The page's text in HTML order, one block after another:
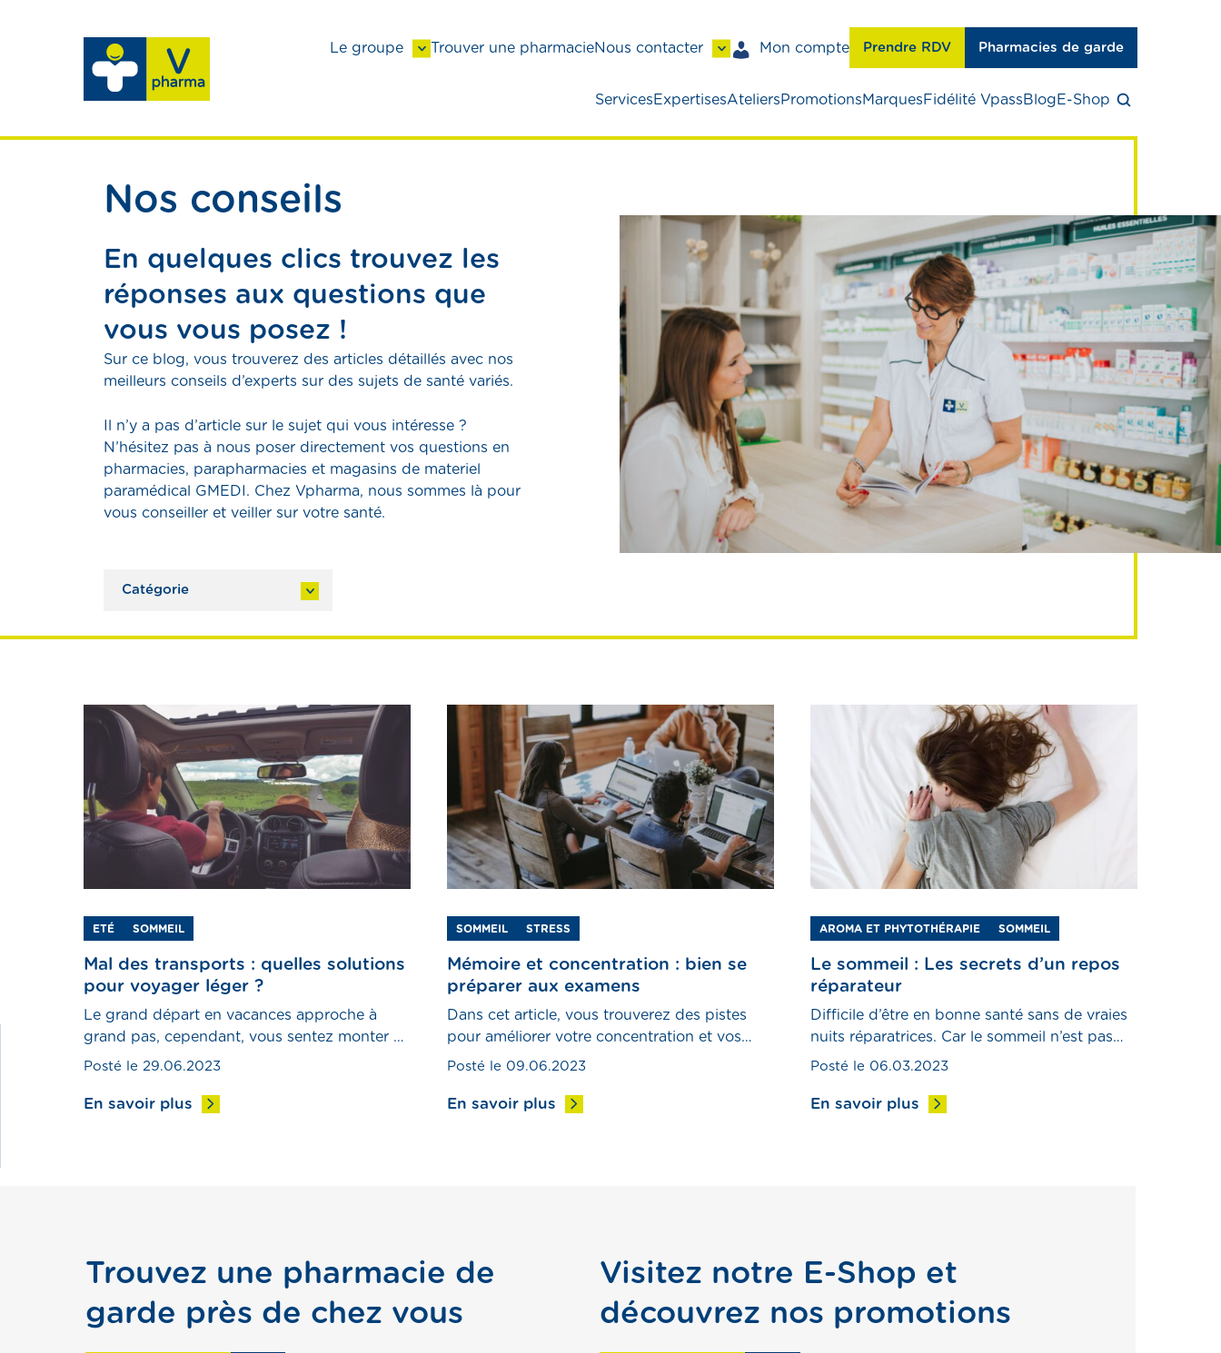
Le groupe Trouver une pharmacieNous contacter Mon compte Prendre RDV Pharmacies de garde
ServicesExpertisesAteliersPromotionsMarquesFidélité VpassBlogE-Shop
Nos conseils
En quelques clics trouvez les
réponses aux questions que
vous vous posez !
Sur ce blog, vous trouverez des articles détaillés avec nos
meilleurs conseils d’experts sur des sujets de santé variés.
Il n’y a pas d’article sur le sujet qui vous intéresse ?
N’hésitez pas à nous poser directement vos questions en
pharmacies, parapharmacies et magasins de materiel
paramédical GMEDI. Chez Vpharma, nous sommes là pour
vous conseiller et veiller sur votre santé.
ETÉ SOMMEIL
Mal des transports : quelles solutions
pour voyager léger ?
Le grand départ en vacances approche à
grand pas, cependant, vous sentez monter en
vous une légère appréhension. Pas de
partager de précieux conseils pour voyager
Posté le 29.06.2023
En savoir plus
SOMMEIL STRESS
Mémoire et concentration : bien se
préparer aux examens
Dans cet article, vous trouverez des pistes
pour améliorer votre concentration et vos
performances intellectuelles.
Posté le 09.06.2023
En savoir plus
AROMA ET PHYTOTHÉRAPIE SOMMEIL
Le sommeil : Les secrets d’un repos
réparateur
Difficile d’être en bonne santé sans de vraies
nuits réparatrices. Car le sommeil n’est pas
une perte de temps mais une nécessité
importante. Et quand on dort mal, avant
Posté le 06.03.2023
En savoir plus
Trouvez une pharmacie de
garde près de chez vous
Visitez notre E-Shop et
découvrez nos promotions